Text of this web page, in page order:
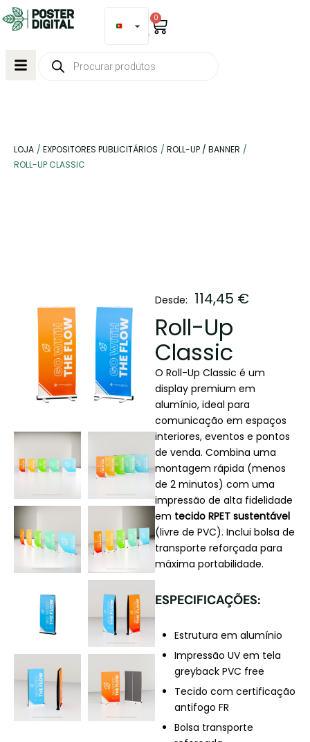
0
LOJA / EXPOSITORES PUBLICITÁRIOS / ROLL-UP / BANNER /
ROLL-UP CLASSIC
Desde: 114,45 €
Roll-Up
Classic
O Roll-Up Classic é um
display premium em
alumínio, ideal para
comunicação em espaços
interiores, eventos e pontos
de venda. Combina uma
montagem rápida (menos
de 2 minutos) com uma
impressão de alta fidelidade
em tecido RPET sustentável
(livre de PVC). Inclui bolsa de
transporte reforçada para
máxima portabilidade.
ESPECIFICAÇÕES:
Estrutura em alumínio
Impressão UV em tela
greyback PVC free
Tecido com certificação
antifogo FR
Bolsa transporte